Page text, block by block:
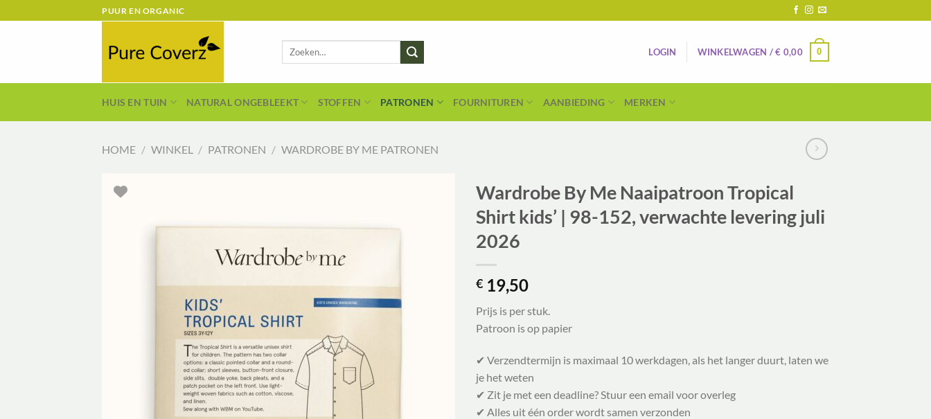
naar
PUUR EN ORGANIC
Zoeken
LOGIN WINKELWAGEN /€ 0,00 0
HUIS EN TUIN NATURAL ONGEBLEEKT STOFFEN PATRONEN FOURNITUREN AANBIEDING MERKEN
HOME / WINKEL / PATRONEN / WARDROBE BY ME PATRONEN
Wardrobe By Me Naaipatroon Tropical
Shirt kids’ | 98-152, verwachte levering juli
2026
€ 19,50
Prijs is per stuk.
Patroon is op papier
✔ Verzendtermijn is maximaal 10 werkdagen, als het langer duurt, laten we
je het weten
✔ Zit je met een deadline? Stuur een email voor overleg
✔ Alles uit één order wordt samen verzonden